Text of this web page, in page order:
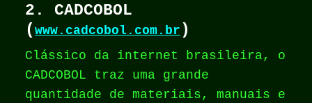
2. CADCOBOL
( www.cadcobol.com.br )
Clássico da internet brasileira, o
CADCOBOL traz uma grande
quantidade de materiais, manuais e